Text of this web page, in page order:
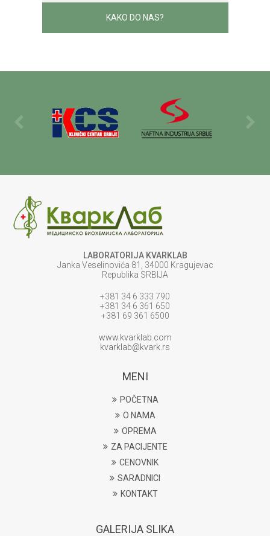
KAKO DO NAS?
LABORATORIJA KVARKLAB
Janka Veselinovića 81, 34000 Kragujevac
Republika SRBIJA
+381 34 6 333 790
+381 34 6 361 650
+381 69 361 6500
www.kvarklab.com
kvarklab@kvark.rs
MENI
POČETNA
O NAMA
OPREMA
ZA PACIJENTE
CENOVNIK
SARADNICI
KONTAKT
GALERIJA SLIKA